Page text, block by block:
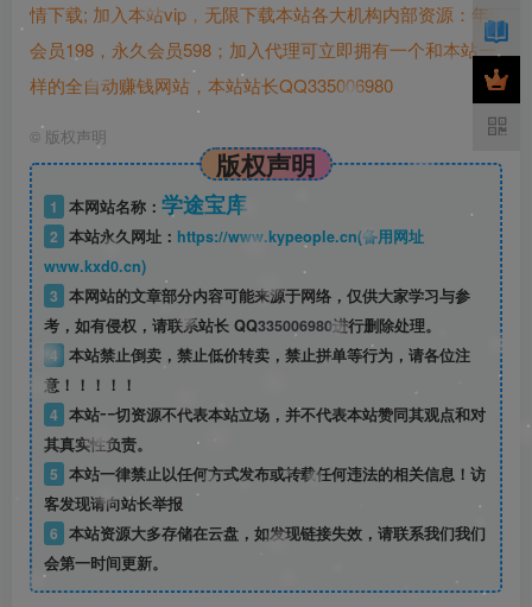
情下载; 加入本站vip，无限下载本站各大机构内部资源：年
会员198，永久会员598；加入代理可立即拥有一个和本站一
样的全自动赚钱网站，本站站长QQ335006980
© 版权声明
版权声明
1 本网站名称： 学途宝库
2 本站永久网址： https://www.kypeople.cn(备用网址
www.kxd0.cn)
3 本网站的文章部分内容可能来源于网络，仅供大家学习与参
考，如有侵权，请联系站长 QQ335006980进行删除处理。
4 本站禁止倒卖，禁止低价转卖，禁止拼单等行为，请各位注
意！！！！！
4 本站一切资源不代表本站立场，并不代表本站赞同其观点和对
其真实性负责。
5 本站一律禁止以任何方式发布或转载任何违法的相关信息！访
客发现请向站长举报
6 本站资源大多存储在云盘，如发现链接失效，请联系我们我们
会第一时间更新。